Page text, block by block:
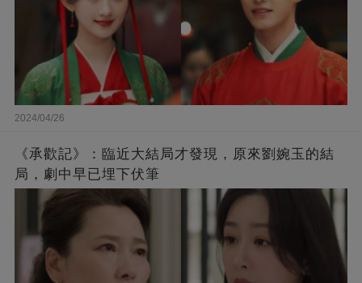
2024/04/26
《承歡記》：臨近大結局才發現，原來劉婉玉的結
局，劇中早已埋下伏筆